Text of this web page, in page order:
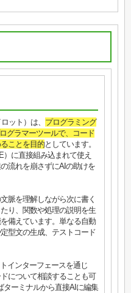
ット）は、 プログラミング
グラマーツールで、コード
ことを目的としています。
）に直接組み込まれて使え
流れを崩さずにAIの助けを
脈を理解しながら次に書く
り、関数や処理の説明を生
備えています。単なる自動
型文の生成、テストコード
インターフェースを通じ
について相談することも可
ターミナルから直接AIに編集